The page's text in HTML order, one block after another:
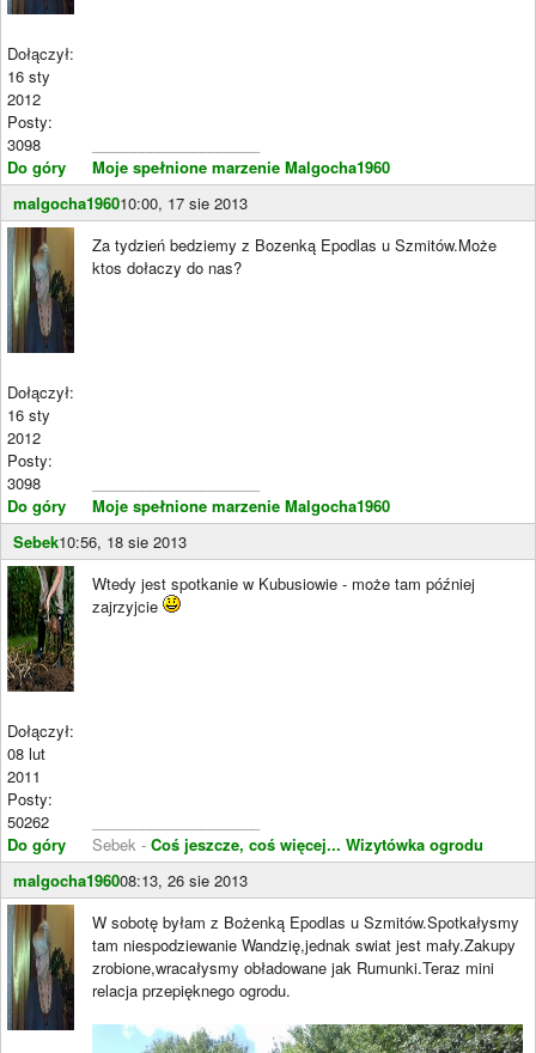
Dołączył:
16 sty
2012
Posty:
3098
Do góry
Moje spełnione marzenie Malgocha1960
malgocha196010:00, 17 sie 2013
Dołączył:
16 sty
2012
Posty:
3098
Do góry
Za tydzień bedziemy z Bozenką Epodlas u Szmitów.Może
ktos dołaczy do nas?
Moje spełnione marzenie Malgocha1960
Sebek10:56, 18 sie 2013
Dołączył:
08 lut
2011
Posty:
50262
Do góry
Wtedy jest spotkanie w Kubusiowie - może tam później
zajrzyjcie
Sebek - Coś jeszcze, coś więcej... Wizytówka ogrodu
malgocha196008:13, 26 sie 2013
W sobotę byłam z Bożenką Epodlas u Szmitów.Spotkałysmy
tam niespodziewanie Wandzię,jednak swiat jest mały.Zakupy
zrobione,wracałysmy obładowane jak Rumunki.Teraz mini
relacja przepięknego ogrodu.